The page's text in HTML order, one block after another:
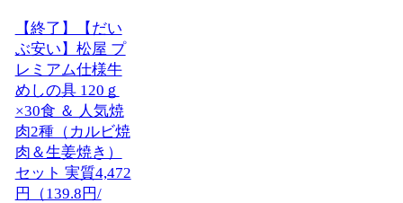
【終了】【だい
ぶ安い】松屋 プ
レミアム仕様牛
めしの具 120ｇ
×30食 ＆ 人気焼
肉2種（カルビ焼
肉＆生姜焼き）
セット 実質4,472
円（139.8円/